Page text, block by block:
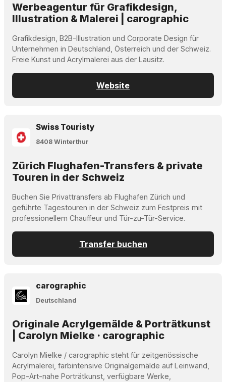
Werbeagentur für Grafikdesign,
Illustration & Malerei | carographic
Grafikdesign, B2B-Illustration und Corporate Design für
Unternehmen in Deutschland, Österreich und der Schweiz.
Freie Kunst und Acrylmalerei aus der Lausitz.
Website
Swiss Touristy
8408 Winterthur
Zürich Flughafen-Transfers & private
Touren in der Schweiz
Buchen Sie Privattransfers ab Flughafen Zürich und
geführte Tagestouren in der Schweiz zum Festpreis mit
professionellem Chauffeur und Tür-zu-Tür-Service.
Transfer buchen
carographic
Deutschland
Originale Acrylgemälde & Porträtkunst
| Carolyn Mielke · carographic
Carolyn Mielke / carographic steht für zeitgenössische
Acrylmalerei, farbintensive Originalgemälde auf Leinwand,
Pop-Art-nahe Porträtkunst, verfügbare Werke,